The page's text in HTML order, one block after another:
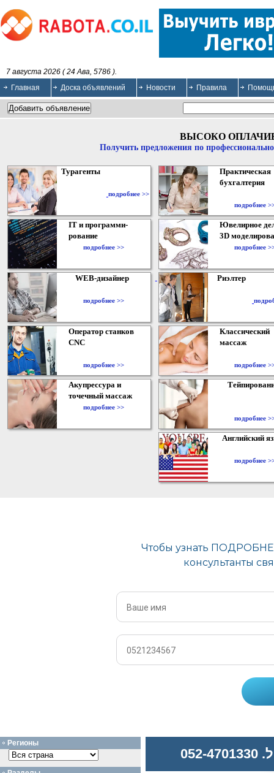
7 августа 2026 ( 24 Ава, 5786 ).
Главная
Доска объявлений Новости Правила
ВЫСОКО
Получить предложения по
Турагенты
подробнее >>
Практическая
бухгалтерия
подробнее
IT и программи-
рование
подробнее >>
Ювелирное
3D
подробнее
WEB-дизайнер
подробнее >>
Риэлтер
Оператор станков
CNC
подробнее >>
Классический
массаж
подробнее
Акупрессура и
точечный массаж
подробнее >>
подробнее
Английский
подробнее
Регионы